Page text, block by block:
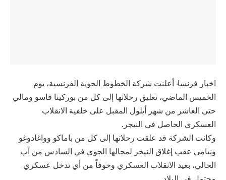
اخبار فرنسا- أعلنت شركة الخطوط الجوية الفرنسية، يوم
الخميس الماضي، تعليق رحلاتها إلى كل من بوركينا فاسو ومالي
حتى العاشر من شهر أيلول المقبل على خلفية الانقلاب
العسكري الحاصل في النيجر.
وكانت الشركة قد علقت رحلاتها إلى كل من باماكو وواغادوغو
ونيامي عقب إغلاق النيجر لمجالها الجوي في السادس من آب
الحالي، بعيد الانقلاب العسكري وخوفاً من أي تدخل عسكري